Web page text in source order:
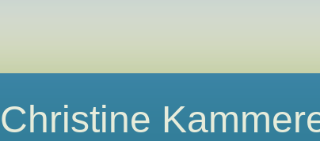
Christine